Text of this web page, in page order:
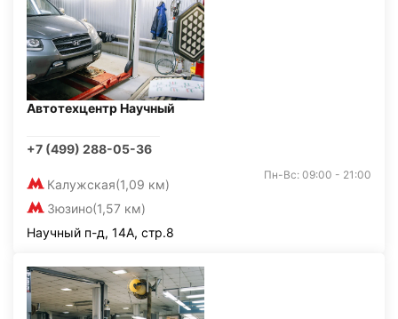
Автотехцентр Научный
+7 (499) 288-05-36
Калужская(1,09 км)
Зюзино(1,57 км)
Пн-Вс: 09:00 - 21:00
Научный п-д, 14А, стр.8